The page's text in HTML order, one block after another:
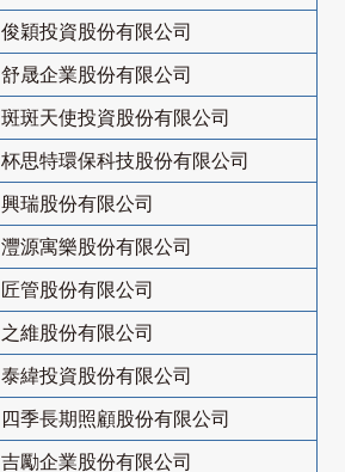
俊穎投資股份有限公司
舒晟企業股份有限公司
斑斑天使投資股份有限公司
杯思特環保科技股份有限公司
興瑞股份有限公司
灃源寓樂股份有限公司
匠管股份有限公司
之維股份有限公司
泰緯投資股份有限公司
四季長期照顧股份有限公司
吉勵企業股份有限公司